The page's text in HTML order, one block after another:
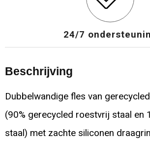
24/7
Beschrijving
Dubbelwandige fles van
(90% gerecycled roestvrij staal en
staal) met zachte siliconen